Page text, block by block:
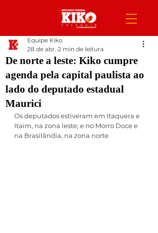
De norte a leste: Kiko cumpre
agenda pela capital paulista ao
lado do deputado estadual
Maurici
Equipe Kiko
28 de abr. 2 min de leitura
Os deputados estiveram em Itaquera e
Itaim, na zona leste; e no Morro Doce e
na Brasilândia, na zona norte